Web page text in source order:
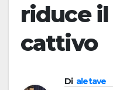
riduce
cattivo
Di aletave